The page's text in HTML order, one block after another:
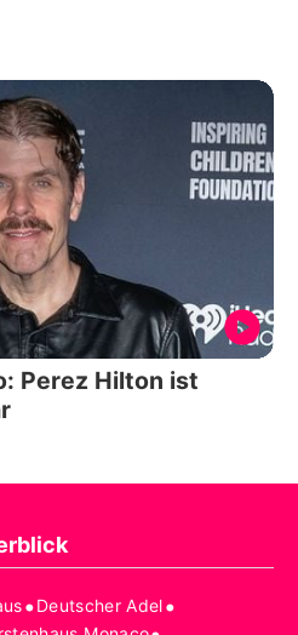
Perez Hilton ist
•Deutscher Adel•